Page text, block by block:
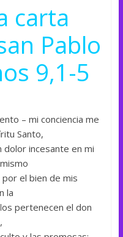
carta
Pablo
9,1-5
– mi conciencia me
Santo,
dolor incesante en mi
el bien de mis
la
pertenecen el don